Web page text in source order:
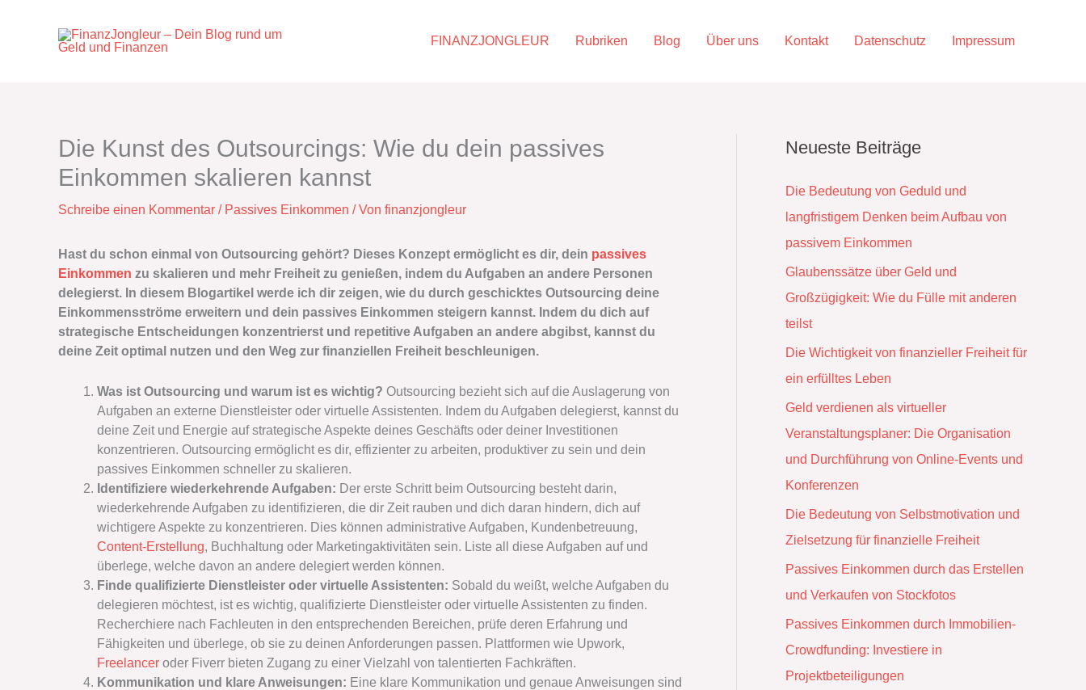
FINANZJONGLEUR Rubriken Blog Über uns Kontakt Datenschutz Impressum
Die Kunst des Outsourcings: Wie du dein passives
Einkommen skalieren kannst
Schreibe einen Kommentar / Passives Einkommen / Von finanzjongleur
Hast du schon einmal von Outsourcing gehört? Dieses Konzept ermöglicht es dir, dein passives
Einkommen zu skalieren und mehr Freiheit zu genießen, indem du Aufgaben an andere Personen
delegierst. In diesem Blogartikel werde ich dir zeigen, wie du durch geschicktes Outsourcing deine
Einkommensströme erweitern und dein passives Einkommen steigern kannst. Indem du dich auf
strategische Entscheidungen konzentrierst und repetitive Aufgaben an andere abgibst, kannst du
deine Zeit optimal nutzen und den Weg zur finanziellen Freiheit beschleunigen.
Was ist Outsourcing und warum ist es wichtig? Outsourcing bezieht sich auf die Auslagerung von
Aufgaben an externe Dienstleister oder virtuelle Assistenten. Indem du Aufgaben delegierst, kannst du
deine Zeit und Energie auf strategische Aspekte deines Geschäfts oder deiner Investitionen
konzentrieren. Outsourcing ermöglicht es dir, effizienter zu arbeiten, produktiver zu sein und dein
passives Einkommen schneller zu skalieren.
Identifiziere wiederkehrende Aufgaben: Der erste Schritt beim Outsourcing besteht darin,
wiederkehrende Aufgaben zu identifizieren, die dir Zeit rauben und dich daran hindern, dich auf
wichtigere Aspekte zu konzentrieren. Dies können administrative Aufgaben, Kundenbetreuung,
Content-Erstellung, Buchhaltung oder Marketingaktivitäten sein. Liste all diese Aufgaben auf und
überlege, welche davon an andere delegiert werden können.
Finde qualifizierte Dienstleister oder virtuelle Assistenten: Sobald du weißt, welche Aufgaben du
delegieren möchtest, ist es wichtig, qualifizierte Dienstleister oder virtuelle Assistenten zu finden.
Recherchiere nach Fachleuten in den entsprechenden Bereichen, prüfe deren Erfahrung und
Fähigkeiten und überlege, ob sie zu deinen Anforderungen passen. Plattformen wie Upwork,
Freelancer oder Fiverr bieten Zugang zu einer Vielzahl von talentierten Fachkräften.
Kommunikation und klare Anweisungen: Eine klare Kommunikation und genaue Anweisungen sind
Neueste Beiträge
Die Bedeutung von Geduld und
langfristigem Denken beim Aufbau von
passivem Einkommen
Glaubenssätze über Geld und
Großzügigkeit: Wie du Fülle mit anderen
teilst
Die Wichtigkeit von finanzieller Freiheit für
ein erfülltes Leben
Geld verdienen als virtueller
Veranstaltungsplaner: Die Organisation
und Durchführung von Online-Events und
Konferenzen
Die Bedeutung von Selbstmotivation und
Zielsetzung für finanzielle Freiheit
Passives Einkommen durch das Erstellen
und Verkaufen von Stockfotos
Passives Einkommen durch Immobilien-
Crowdfunding: Investiere in
Projektbeteiligungen